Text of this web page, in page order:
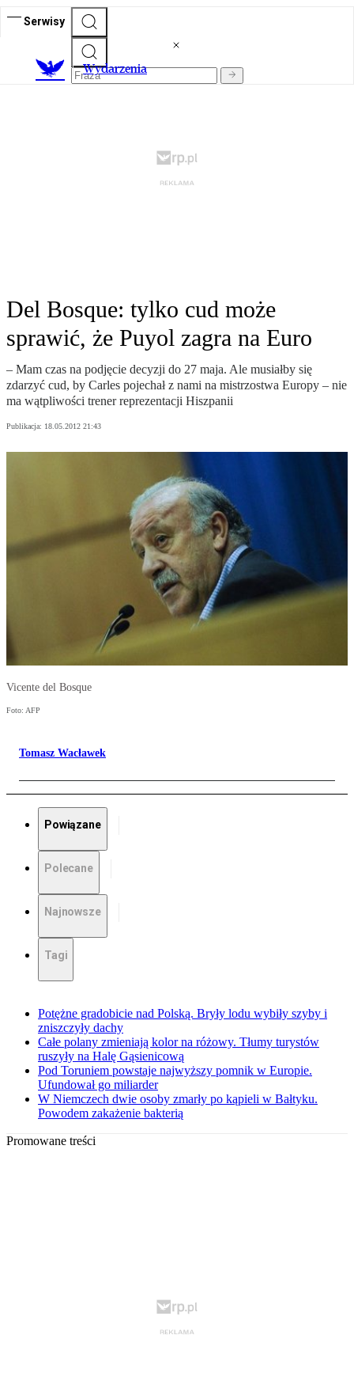
Serwisy
Wydarzenia
Del Bosque: tylko cud może
sprawić, że Puyol zagra na Euro
– Mam czas na podjęcie decyzji do 27 maja. Ale musiałby się
zdarzyć cud, by Carles pojechał z nami na mistrzostwa Europy – nie
ma wątpliwości trener reprezentacji Hiszpanii
Publikacja: 18.05.2012 21:43
Vicente del Bosque
Foto: AFP
Tomasz Wacławek
Powiązane
Polecane
Najnowsze
Tagi
Potężne gradobicie nad Polską. Bryły lodu wybiły szyby i
zniszczyły dachy
Całe polany zmieniają kolor na różowy. Tłumy turystów
ruszyły na Halę Gąsienicową
Pod Toruniem powstaje najwyższy pomnik w Europie.
Ufundował go miliarder
W Niemczech dwie osoby zmarły po kąpieli w Bałtyku.
Powodem zakażenie bakterią
Promowane treści